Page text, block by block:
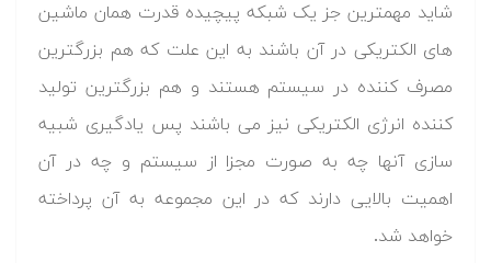
شاید مهمترین جز یک شبکه پیچیده قدرت همان ماشین
های الکتریکی در آن باشند به این علت که هم بزرگترین
مصرف کننده در سیستم هستند و هم بزرگترین تولید
کننده انرژی الکتریکی نیز می باشند پس یادگیری شبیه
سازی آنها چه به صورت مجزا از سیستم و چه در آن
اهمیت بالایی دارند که در این مجموعه به آن پرداخته
خواهد شد.